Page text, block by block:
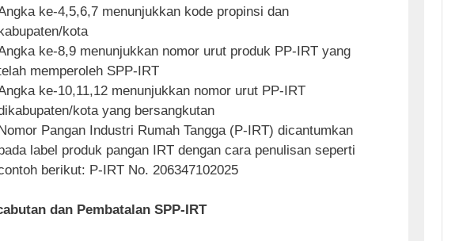
ke-4,5,6,7 menunjukkan kode propinsi dan
kota
ke-8,9 menunjukkan nomor urut produk PP-IRT yang
memperoleh SPP-IRT
ke-10,11,12 menunjukkan nomor urut PP-IRT
kota yang bersangkutan
Pangan Industri Rumah Tangga (P-IRT) dicantumkan
label produk pangan IRT dengan cara penulisan seperti
berikut: P-IRT No. 206347102025
dan Pembatalan SPP-IRT